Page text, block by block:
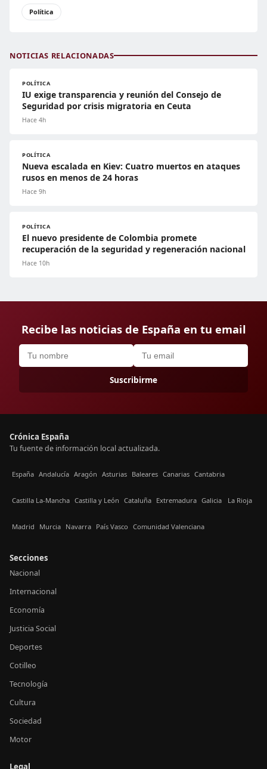
Política
NOTICIAS RELACIONADAS
POLÍTICA
IU exige transparencia y reunión del Consejo de
Seguridad por crisis migratoria en Ceuta
Hace 4h
POLÍTICA
Nueva escalada en Kiev: Cuatro muertos en ataques
rusos en menos de 24 horas
Hace 9h
POLÍTICA
El nuevo presidente de Colombia promete
recuperación de la seguridad y regeneración nacional
Hace 10h
Recibe las noticias de España en tu email
Suscribirme
Crónica España
Tu fuente de información local actualizada.
España Andalucía Aragón Asturias Baleares Canarias Cantabria
Castilla La-Mancha Castilla y León Cataluña Extremadura Galicia La Rioja
Madrid Murcia Navarra País Vasco Comunidad Valenciana
Secciones
Nacional
Internacional
Economía
Justicia Social
Deportes
Cotilleo
Tecnología
Cultura
Sociedad
Motor
Legal